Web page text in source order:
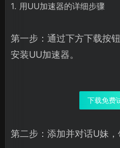
1. 用UU加速器的详细步骤
第一步：通过下方下载按
安装UU加速器。
下载免费
第二步：添加并对话U妹，